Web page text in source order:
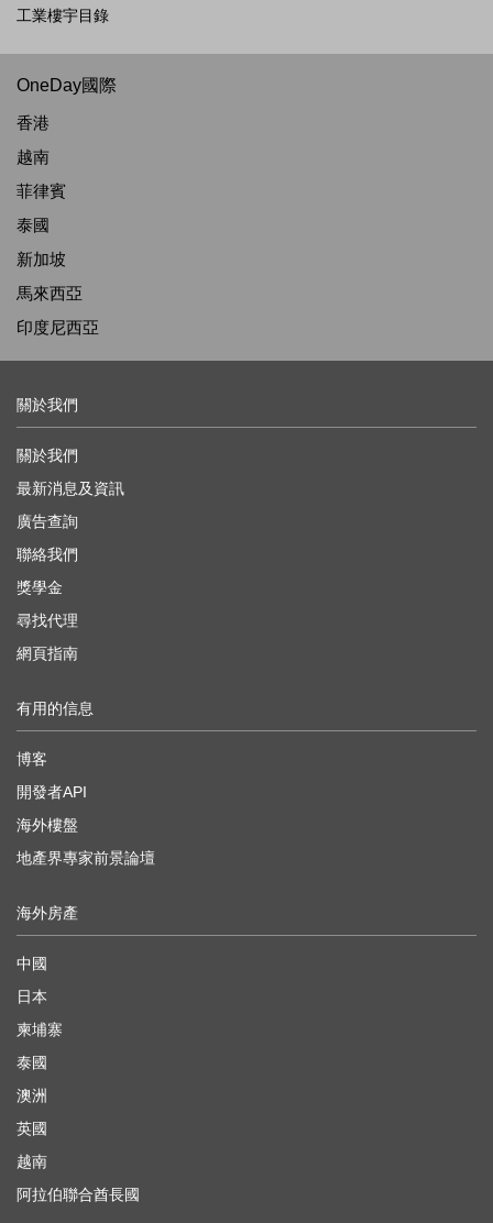
工業樓宇目錄
OneDay國際
香港
越南
菲律賓
泰國
新加坡
馬來西亞
印度尼西亞
關於我們
關於我們
最新消息及資訊
廣告查詢
聯絡我們
獎學金
尋找代理
網頁指南
有用的信息
博客
開發者API
海外樓盤
地產界專家前景論壇
海外房產
中國
日本
柬埔寨
泰國
澳洲
英國
越南
阿拉伯聯合酋長國